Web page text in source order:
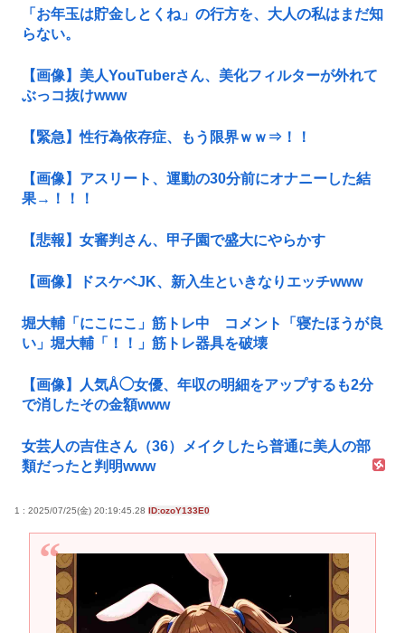
「お年玉は貯金しとくね」の行方を、大人の私はまだ知
らない。
【画像】美人YouTuberさん、美化フィルターが外れて
ぶっコ抜けwww
【緊急】性行為依存症、もう限界ｗｗ⇒！！
【画像】アスリート、運動の30分前にオナニーした結
果→！！！
【悲報】女審判さん、甲子園で盛大にやらかす
【画像】ドスケベJK、新入生といきなりエッチwww
堀大輔「にこにこ」筋トレ中 コメント「寝たほうが良
い」堀大輔「！！」筋トレ器具を破壊
【画像】人気Å◯女優、年収の明細をアップするも2分
で消したその金額www
女芸人の吉住さん（36）メイクしたら普通に美人の部
類だったと判明www
1 : 2025/07/25(金) 20:19:45.28 ID:ozoY133E0